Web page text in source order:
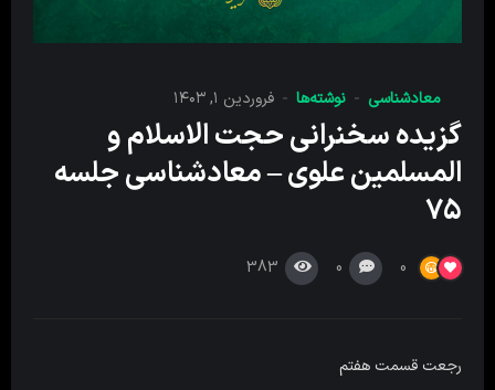
معادشناسی نوشته‌ها فروردین ۱, ۱۴۰۳
گزیده سخنرانی حجت الاسلام و
المسلمین علوی – معادشناسی جلسه
۷۵
0
0
383
رجعت قسمت هفتم